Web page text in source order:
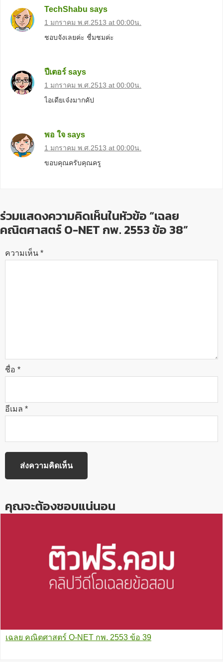
TechShabu says
1 มกราคม พ.ศ.2513 at 00:00น.
ชอบจังเลยค่ะ ชื่มชมค่ะ
ปีเตอร์ says
1 มกราคม พ.ศ.2513 at 00:00น.
ไอเดียเจ๋งมากคัป
พอ ใจ says
1 มกราคม พ.ศ.2513 at 00:00น.
ขอบคุณครับคุณครู
ร่วมแสดงความคิดเห็นในหัวข้อ “เฉลย
คณิตศาสตร์ O-NET กพ. 2553 ข้อ 38”
ความเห็น *
ชื่อ *
อีเมล *
คุณจะต้องชอบแน่นอน
เฉลย คณิตศาสตร์ O-NET กพ. 2553 ข้อ 39